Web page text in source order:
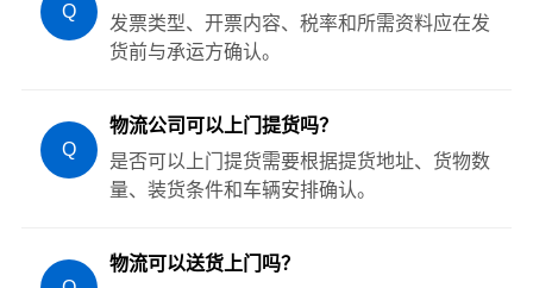
Q
发票类型、开票内容、税率和所需资料应在发
货前与承运方确认。
Q
物流公司可以上门提货吗？
是否可以上门提货需要根据提货地址、货物数
量、装货条件和车辆安排确认。
物流可以送货上门吗？